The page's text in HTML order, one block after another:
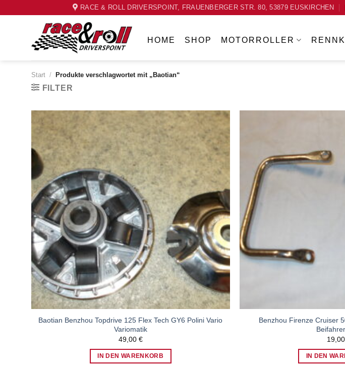
RACE & ROLL DRIVERSPOINT, FRAUENBERGER STR. 80, 53879 EUSKIRCHEN
HOME SHOP MOTORROLLER
Start / Produkte verschlagwortet mit „Baotian“
FILTER
Zum
Wunschzettel
hinzufügen
Baotian Benzhou Topdrive 125 Flex Tech GY6 Polini Vario
Variomatik
49,00 €
IN DEN WARENKORB
Benzhou Firenze Cruiser
19,00
IN DEN